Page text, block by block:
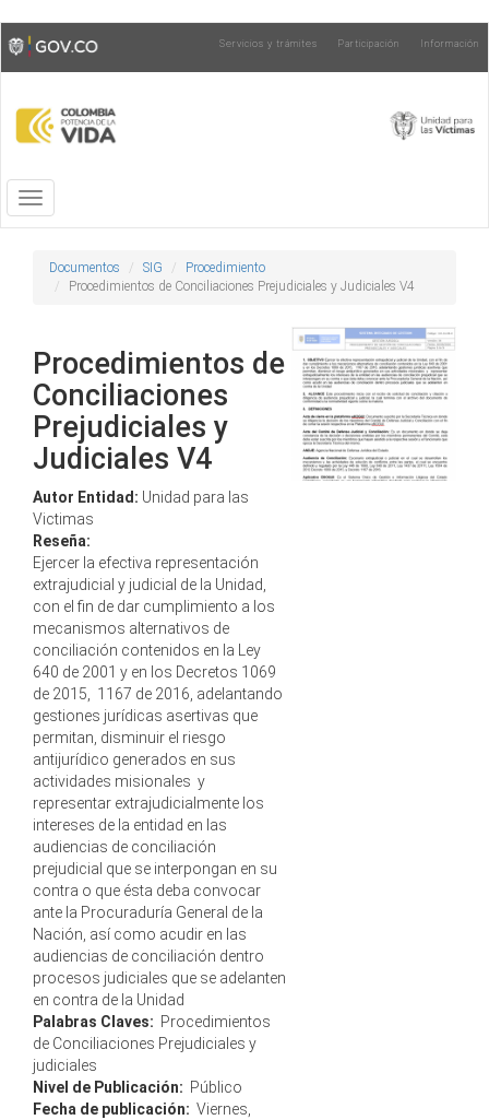
Pasar
al
contenido
Toggle
high
contrast
Servicios y trámites Participación Información
Toggle
navigation
Documentos SIG
Procedimiento
Procedimientos de Conciliaciones Prejudiciales y Judiciales V4
Procedimientos de
Conciliaciones
Prejudiciales y
Judiciales V4
Autor Entidad: Unidad para las
Victimas
Reseña:
Ejercer la efectiva representación
extrajudicial y judicial de la Unidad,
con el fin de dar cumplimiento a los
mecanismos alternativos de
conciliación contenidos en la Ley
640 de 2001 y en los Decretos 1069
de 2015, 1167 de 2016, adelantando
gestiones jurídicas asertivas que
permitan, disminuir el riesgo
antijurídico generados en sus
actividades misionales y
representar extrajudicialmente los
intereses de la entidad en las
audiencias de conciliación
prejudicial que se interpongan en su
contra o que ésta deba convocar
ante la Procuraduría General de la
Nación, así como acudir en las
audiencias de conciliación dentro
procesos judiciales que se adelanten
en contra de la Unidad
Palabras Claves: Procedimientos
de Conciliaciones Prejudiciales y
judiciales
Nivel de Publicación: Público
Fecha de publicación: Viernes,